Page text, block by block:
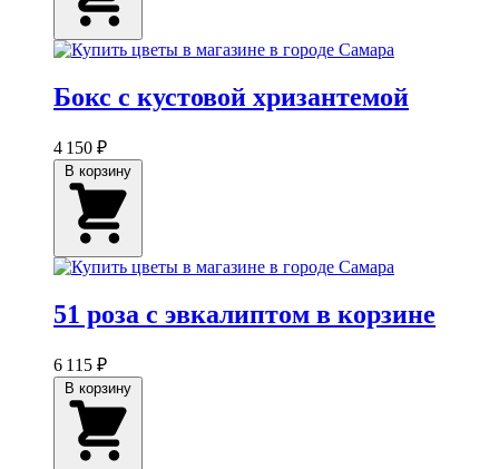
Бокс с кустовой хризантемой
4 150 ₽
51 роза с эвкалиптом в корзине
6 115 ₽